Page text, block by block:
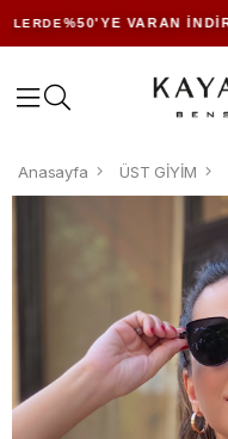
%50'YE VARAN İNDIRIM
Anasayfa ÜST GİYİM